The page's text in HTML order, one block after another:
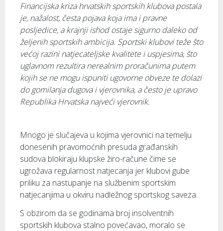
Financijska kriza hrvatskih sportskih klubova postala
je, nažalost, česta pojava koja ima i pravne
posljedice, a krajnji ishod ostaje sigurno daleko od
željenih sportskih ambicija. Sportski klubovi teže što
većoj razini natjecateljske kvalitete i uspjesima, što
uglavnom rezultira nerealnim proračunima putem
kojih se ne mogu ispuniti ugovorne obveze te dolazi
do gomilanja dugova i vjerovnika, a često je upravo
Republika Hrvatska najveći vjerovnik.
Mnogo je slučajeva u kojima vjerovnici na temelju
donesenih pravomoćnih presuda građanskih
sudova blokiraju klupske žiro-račune čime se
ugrožava regularnost natjecanja jer klubovi gube
priliku za nastupanje na službenim sportskim
natjecanjima u okviru nadležnog sportskog saveza.
S obzirom da se godinama broj insolventnih
sportskih klubova stalno povećavao, moralo se